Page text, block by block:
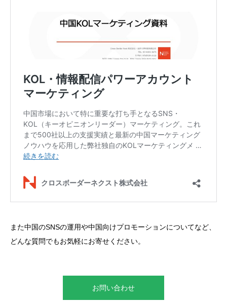
また中国のSNSの運用や中国向けプロモーションについてなど、
どんな質問でもお気軽にお寄せください。
お問い合わせ